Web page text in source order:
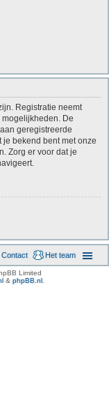
Registratie neemt
De
geregistreerde
je bekend bent met onze
Zorg er voor dat je
Het team
Contact
Limited
& phpBB.nl